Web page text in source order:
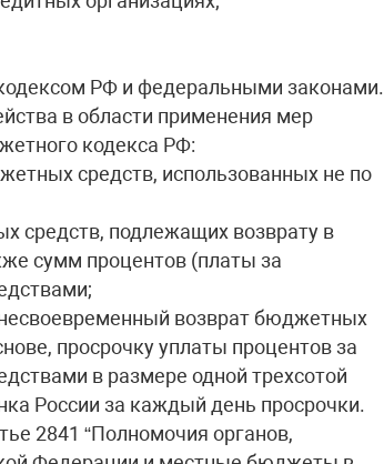
РФ и федеральными законами.
в области применения мер
кодекса РФ:
средств, использованных не по
средств, подлежащих возврату в
сумм процентов (платы за
возврат бюджетных
просрочку уплаты процентов за
в размере одной трехсотой
России за каждый день просрочки.
2841 “Полномочия органов,